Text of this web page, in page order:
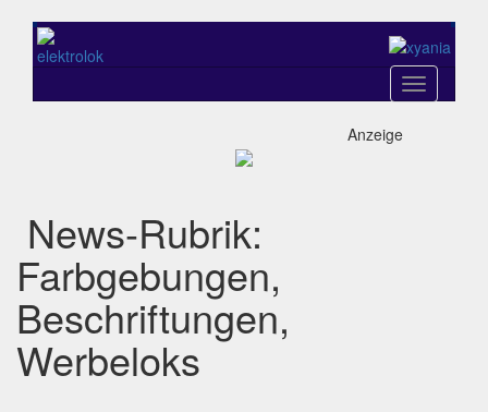
Toggle
navigation
Anzeige
News-Rubrik:
Farbgebungen,
Beschriftungen,
Werbeloks